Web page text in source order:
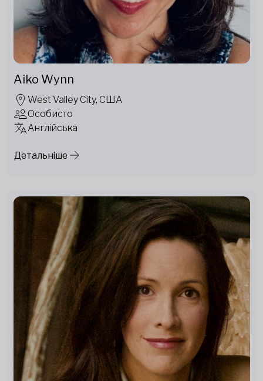
Aiko Wynn
West Valley City, США
Особисто
Англійська
Детальніше